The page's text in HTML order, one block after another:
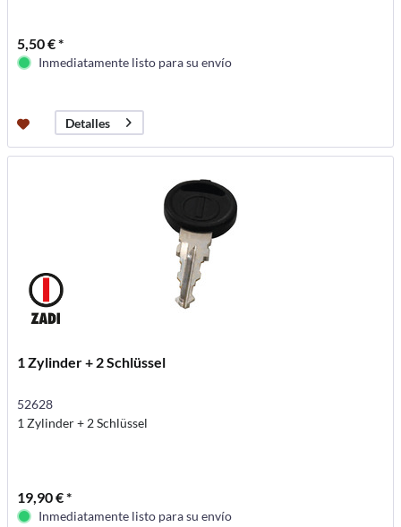
5,50 € *
Inmediatamente listo para su envío
Detalles
1 Zylinder + 2 Schlüssel
52628
1 Zylinder + 2 Schlüssel
19,90 € *
Inmediatamente listo para su envío